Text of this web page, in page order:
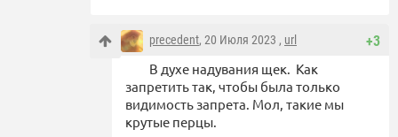
+3
precedent, 20 Июля 2023 , url
В духе надувания щек. Как
запретить так, чтобы была только
видимость запрета. Мол, такие мы
крутые перцы.